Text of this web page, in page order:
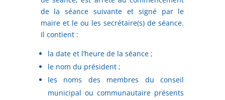
de la séance suivante et signé par le
maire et le ou les secrétaire(s) de séance.
Il contient :
la date et l’heure de la séance ;
le nom du président ;
les noms des membres du conseil
municipal ou communautaire présents